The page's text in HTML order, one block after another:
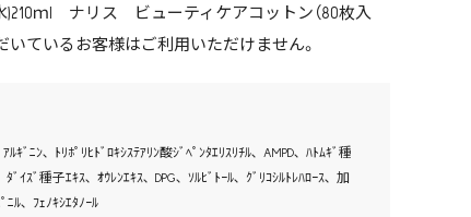
)210ｍl ナリス ビューティケアコットン（80枚入
ているお客様はご利用いただけません。
ｷﾞﾆﾝ､ ﾄﾘﾎﾟﾘﾋﾄﾞﾛｷｼｽﾃｱﾘﾝ酸ｼﾞﾍﾟﾝﾀｴﾘｽﾘﾁﾙ､ AMPD､ ﾊﾄﾑｷﾞ種
ｲｽﾞ種子ｴｷｽ､ ｵｳﾚﾝｴｷｽ､ DPG､ ｿﾙﾋﾞﾄｰﾙ､ ｸﾞﾘｺｼﾙﾄﾚﾊﾛｰｽ､ 加
ﾆﾙ､ ﾌｪﾉｷｼｴﾀﾉｰﾙ